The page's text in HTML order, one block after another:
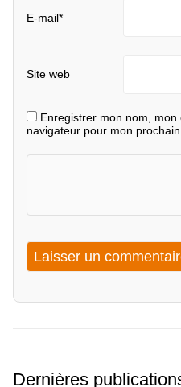
E-mail*
Site web
Enregistrer mon nom,
navigateur pour mon
Dernières